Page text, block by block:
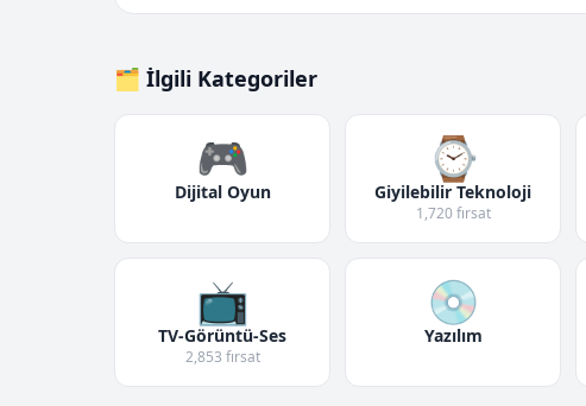
🗂️ İlgili Kategoriler
🎮
Dijital Oyun
⌚
Giyilebilir Teknoloji
1,720 fırsat
📺
TV-Görüntü-Ses
2,853 fırsat
💿
Yazılım